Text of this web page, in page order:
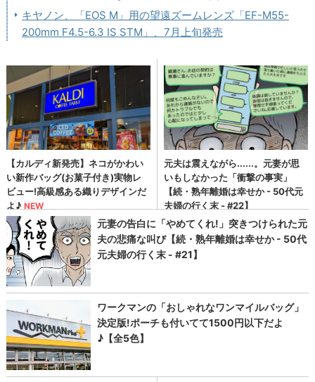
キヤノン、「EOS M」用の望遠ズームレンズ「EF-M55-
200mm F4.5-6.3 IS STM」、7月上旬発売